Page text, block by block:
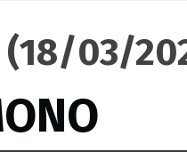
(18/03/